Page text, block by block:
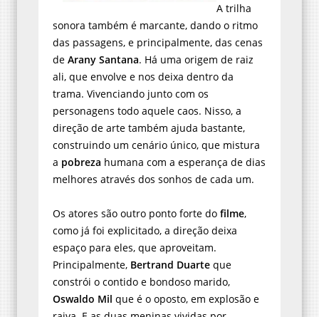
A trilha
sonora também é marcante, dando o ritmo
das passagens, e principalmente, das cenas
de Arany Santana. Há uma origem de raiz
ali, que envolve e nos deixa dentro da
trama. Vivenciando junto com os
personagens todo aquele caos. Nisso, a
direção de arte também ajuda bastante,
construindo um cenário único, que mistura
a pobreza humana com a esperança de dias
melhores através dos sonhos de cada um.
Os atores são outro ponto forte do filme,
como já foi explicitado, a direção deixa
espaço para eles, que aproveitam.
Principalmente, Bertrand Duarte que
constrói o contido e bondoso marido,
Oswaldo Mil que é o oposto, em explosão e